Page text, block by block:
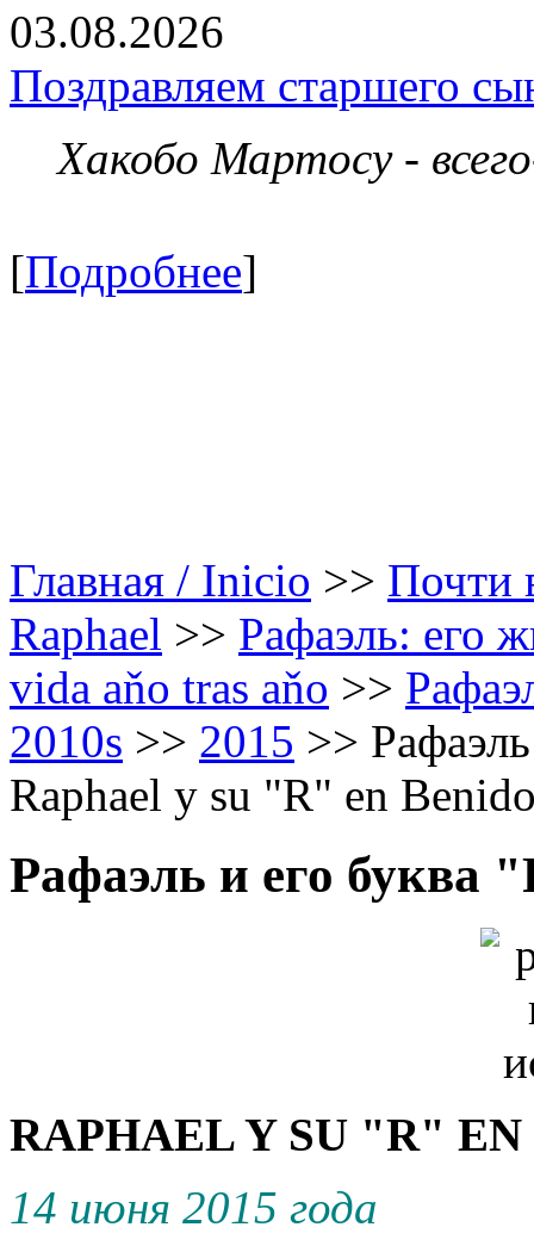
03.08.2026
Поздравляем старшего
Хакобо Мартосу -
[Подробнее]
Главная / Inicio >> Почти
Raphael >> Рафаэль: его
vida aňo tras aňo >>
2010s >> 2015 >>
Raphael y su "R" en
Рафаэль и его буква
RAPHAEL Y SU "R" EN
14 июня 2015 года